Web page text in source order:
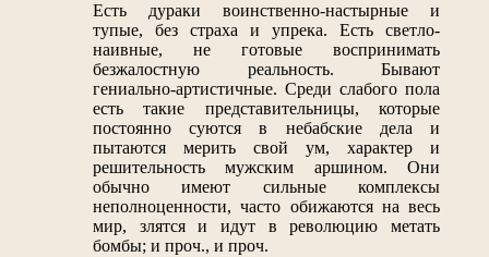
Есть дураки воинственно-настырные и
тупые, без страха и упрека. Есть светло-
наивные, не готовые воспринимать
безжалостную реальность. Бывают
гениально-артистичные. Среди слабого пола
есть такие представительницы, которые
постоянно суются в небабские дела и
пытаются мерить свой ум, характер и
решительность мужским аршином. Они
обычно имеют сильные комплексы
неполноценности, часто обижаются на весь
мир, злятся и идут в революцию метать
бомбы; и проч., и проч.